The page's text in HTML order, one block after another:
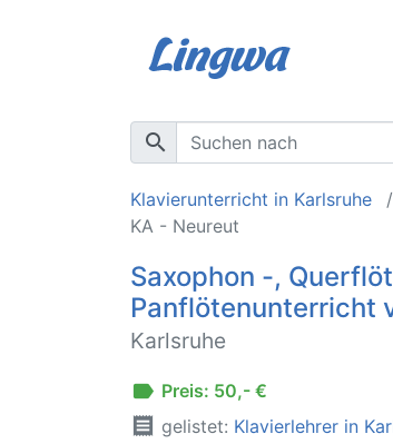
search
Klavierunterricht in Karlsruhe
KA - Neureut
Saxophon -,
Panflötenunterricht
Karlsruhe
label Preis: 50,- €
receipt gelistet: Klavierlehrer in